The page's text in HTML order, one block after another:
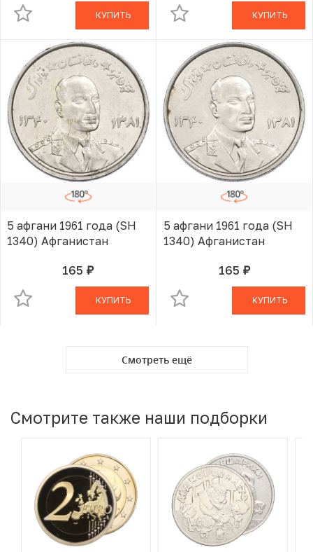
КУПИТЬ КУПИТЬ
5 афгани 1961 года (SH
1340) Афганистан
165 руб.В КОРЗИНЕ
КУПИТЬ
5 афгани 1961 года (SH
1340) Афганистан
165 руб.В КОРЗИНЕ
КУПИТЬ
Смотреть ещё
Смотрите также наши подборки